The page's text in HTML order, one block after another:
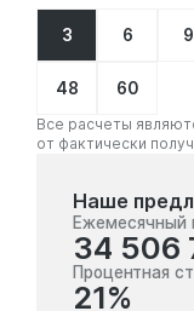
3 6 9
48 60
Все расчеты
от фактически
Наше
Ежемесячный
34 506
Процентная
21%